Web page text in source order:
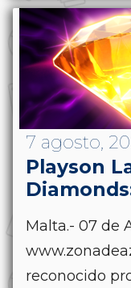
7 agosto,
Playson
Malta.- 07 de
reconocido